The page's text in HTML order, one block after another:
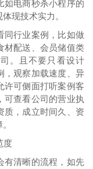
如电商秒杀小程序的
现技术实力。
同行业案例，比如做
材配送、会员储值类
。且不要只看设计
，观察加载速度、异
许可侧面打听案例客
可查看公司的营业执
质，成立时间久、资
度
有清晰的流程，如先